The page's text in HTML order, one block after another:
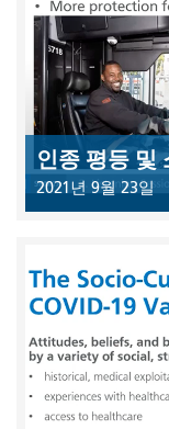
인종 평등 및
2021년 9월 23일